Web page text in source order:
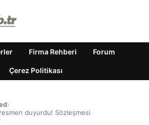
Firma Rehberi Forum
Çerez Politikası
›
resmen duyurdu! Sözleşmesi